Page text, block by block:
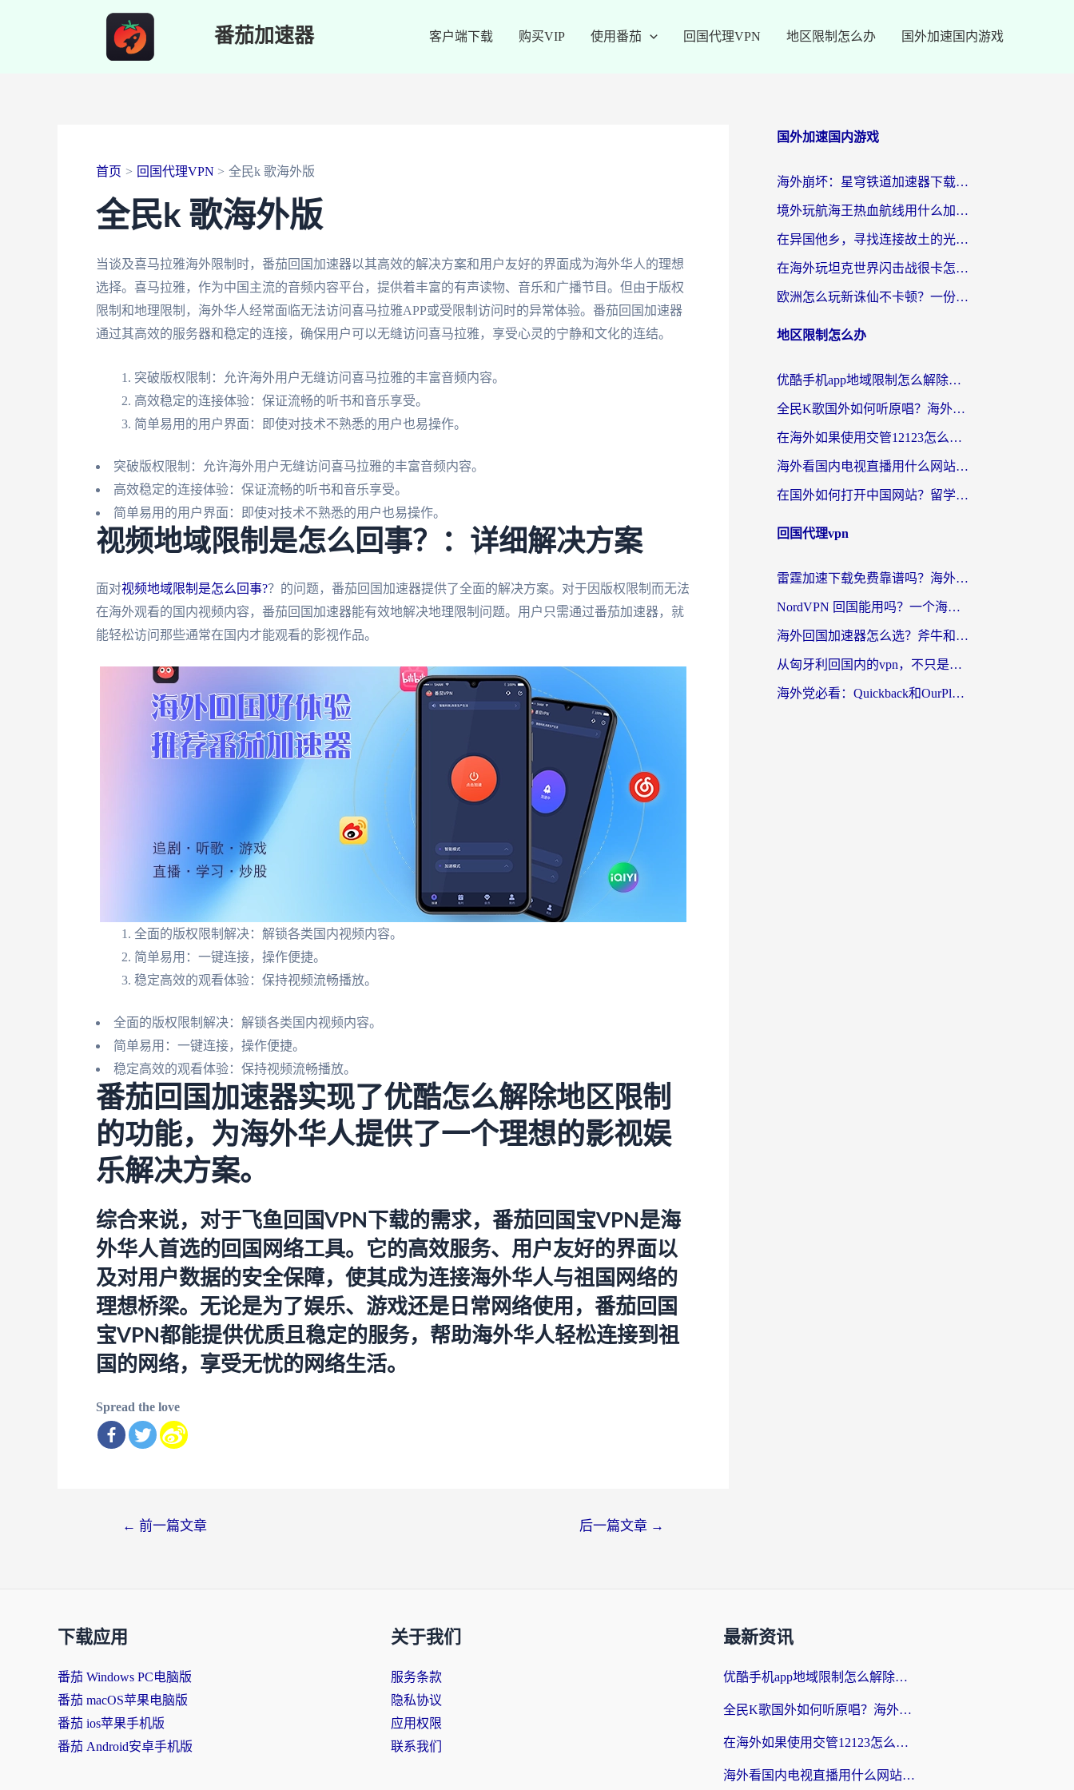
番茄加速器 客户端下载 购买VIP 使用番茄 回国代理VPN 地区限制怎么办 国外加速国内游戏
首页 回国代理VPN 全民k 歌海外版
全民k 歌海外版
当谈及喜马拉雅海外限制时，番茄回国加速器以其高效的解决方案和用户友好的界面成为海外华人的理想
选择。喜马拉雅，作为中国主流的音频内容平台，提供着丰富的有声读物、音乐和广播节目。但由于版权
限制和地理限制，海外华人经常面临无法访问喜马拉雅APP或受限制访问时的异常体验。番茄回国加速器
通过其高效的服务器和稳定的连接，确保用户可以无缝访问喜马拉雅，享受心灵的宁静和文化的连结。
突破版权限制：允许海外用户无缝访问喜马拉雅的丰富音频内容。
高效稳定的连接体验：保证流畅的听书和音乐享受。
简单易用的用户界面：即使对技术不熟悉的用户也易操作。
突破版权限制：允许海外用户无缝访问喜马拉雅的丰富音频内容。
高效稳定的连接体验：保证流畅的听书和音乐享受。
简单易用的用户界面：即使对技术不熟悉的用户也易操作。
视频地域限制是怎么回事？：详细解决方案
面对视频地域限制是怎么回事?？的问题，番茄回国加速器提供了全面的解决方案。对于因版权限制而无法
在海外观看的国内视频内容，番茄回国加速器能有效地解决地理限制问题。用户只需通过番茄加速器，就
能轻松访问那些通常在国内才能观看的影视作品。
全面的版权限制解决：解锁各类国内视频内容。
简单易用：一键连接，操作便捷。
稳定高效的观看体验：保持视频流畅播放。
全面的版权限制解决：解锁各类国内视频内容。
简单易用：一键连接，操作便捷。
稳定高效的观看体验：保持视频流畅播放。
番茄回国加速器实现了优酷怎么解除地区限制
的功能，为海外华人提供了一个理想的影视娱
乐解决方案。
综合来说，对于飞鱼回国VPN下载的需求，番茄回国宝VPN是海
外华人首选的回国网络工具。它的高效服务、用户友好的界面以
及对用户数据的安全保障，使其成为连接海外华人与祖国网络的
理想桥梁。无论是为了娱乐、游戏还是日常网络使用，番茄回国
宝VPN都能提供优质且稳定的服务，帮助海外华人轻松连接到祖
国的网络，享受无忧的网络生活。
Spread the love
← 前一篇文章 后一篇文章 →
国外加速国内游戏
海外崩坏：星穹铁道加速器下载安装：一份给游子的终极网络指南
境外玩航海王热血航线用什么加速器？2026海外玩家实测最优方案（附欧洲问道堡垒前线加速技巧）
在异国他乡，寻找连接故土的光明大陆免费加速器
在海外玩坦克世界闪击战很卡怎么办？老玩家亲测有效的加速器选择指南
欧洲怎么玩新诛仙不卡顿？一份给海外游子的国服游戏畅玩指南
地区限制怎么办
优酷手机app地域限制怎么解除？海外党亲测有效的追剧方案
全民K歌国外如何听原唱？海外党亲测有效的回国加速器选择指南
在海外如果使用交管12123怎么处理？留学生亲测有效的回国加速方案
海外看国内电视直播用什么网站比较好？一篇解决你所有追剧难题的实用指南
在国外如何打开中国网站？留学生与海外华人的无缝访问指南
回国代理vpn
雷霆加速下载免费靠谱吗？海外党选回国加速器的避坑指南（附热门工具对比）
NordVPN 回国能用吗？一个海外用户必须面对的真实困境
海外回国加速器怎么选？斧牛和海龟哪个好？一篇帮你避开坑的实用指南
从匈牙利回国内的vpn，不只是为了刷剧那么简单
海外党必看：Quickback和OurPlay好用吗？3分钟选对回国加速器，无缝刷剧玩游戏
下载应用
番茄 Windows PC电脑版
番茄 macOS苹果电脑版
番茄 ios苹果手机版
番茄 Android安卓手机版
关于我们
服务条款
隐私协议
应用权限
联系我们
最新资讯
优酷手机app地域限制怎么解除？海外党亲测有效的追剧方案
全民K歌国外如何听原唱？海外党亲测有效的回国加速器选择指南
在海外如果使用交管12123怎么处理？留学生亲测有效的回国加速方案
海外看国内电视直播用什么网站比较好？一篇解决你所有追剧难题的实用指南